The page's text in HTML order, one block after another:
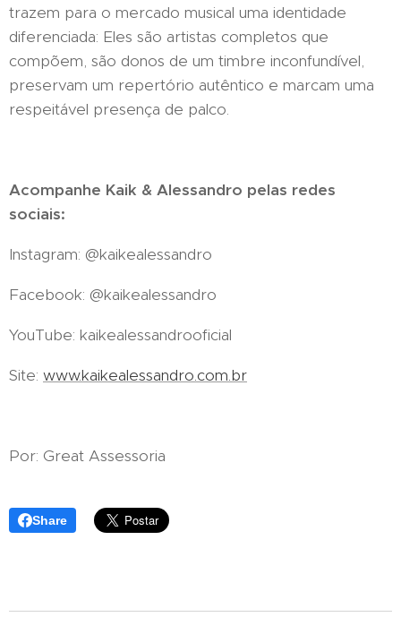
trazem para o mercado musical uma identidade
diferenciada: Eles são artistas completos que
compõem, são donos de um timbre inconfundível,
preservam um repertório autêntico e marcam uma
respeitável presença de palco.
Acompanhe Kaik & Alessandro pelas redes
sociais:
Instagram: @kaikealessandro
Facebook: @kaikealessandro
YouTube: kaikealessandrooficial
Site: www.kaikealessandro.com.br
Por: Great Assessoria
Share